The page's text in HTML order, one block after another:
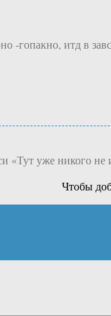
-гопакно, итд в
уже никого не
Чтобы